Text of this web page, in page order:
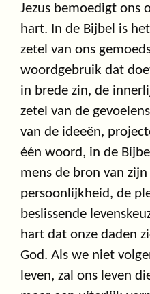
Jezus bemoedigt ons
hart. In de Bijbel is
zetel van ons
woordgebruik dat
in brede zin, de
zetel van de
van de ideeën,
één woord, in de
mens de bron van
persoonlijkheid, de
beslissende
hart dat onze daden
God. Als we niet
leven, zal ons leven